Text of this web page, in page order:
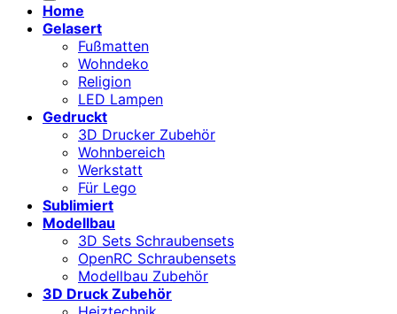
Home
Gelasert
Fußmatten
Wohndeko
Religion
LED Lampen
Gedruckt
3D Drucker Zubehör
Wohnbereich
Werkstatt
Für Lego
Sublimiert
Modellbau
3D Sets Schraubensets
OpenRC Schraubensets
Modellbau Zubehör
3D Druck Zubehör